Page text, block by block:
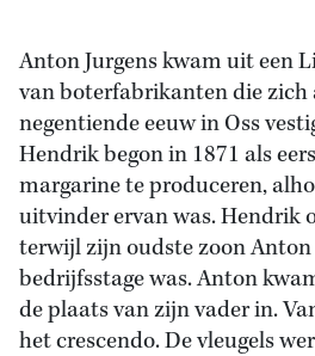
Anton Jurgens kwam uit een
van boterfabrikanten die zich
negentiende eeuw in Oss
Hendrik begon in 1871 als
margarine te produceren,
uitvinder ervan was. Hendrik
terwijl zijn oudste zoon
bedrijfsstage was. Anton
de plaats van zijn vader in.
het crescendo. De vleugels